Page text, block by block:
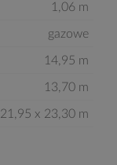
1,06 m
gazowe
14,95 m
13,70 m
21,95 x 23,30 m